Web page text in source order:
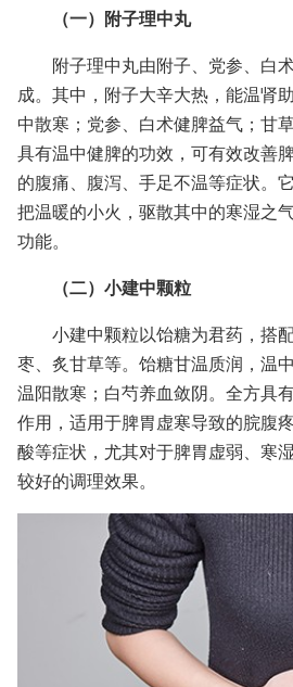
（一）附子理中丸
附子理中丸由附子、党参、白
成。其中，附子大辛大热，能温肾
中散寒；党参、白术健脾益气；甘
具有温中健脾的功效，可有效改善
的腹痛、腹泻、手足不温等症状。
把温暖的小火，驱散其中的寒湿之
功能。
（二）小建中颗粒
小建中颗粒以饴糖为君药，搭
枣、炙甘草等。饴糖甘温质润，温
温阳散寒；白芍养血敛阴。全方具
作用，适用于脾胃虚寒导致的脘腹
酸等症状，尤其对于脾胃虚弱、寒
较好的调理效果。